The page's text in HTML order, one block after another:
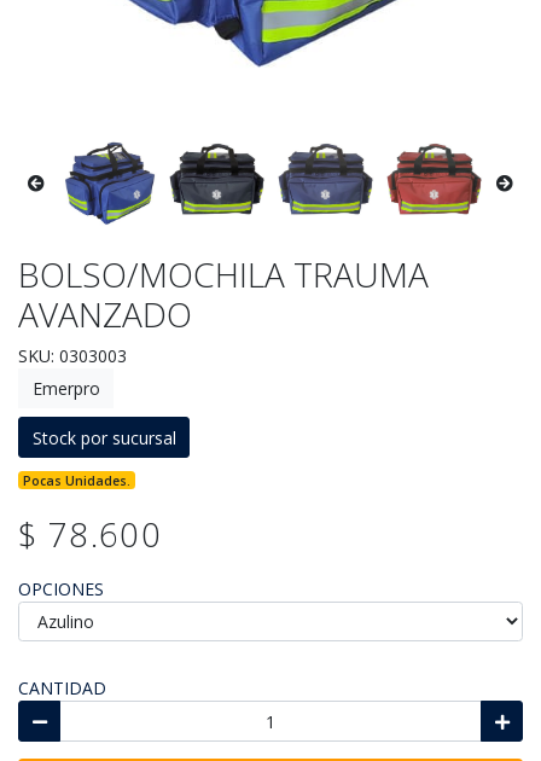
BOLSO/MOCHILA TRAUMA
AVANZADO
SKU: 0303003
Emerpro
Stock por sucursal
Pocas Unidades.
$ 78.600
OPCIONES
CANTIDAD